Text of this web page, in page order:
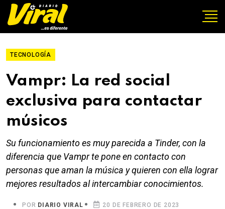
TECNOLOGÍA
Vampr: La red social
exclusiva para contactar
músicos
Su funcionamiento es muy parecida a Tinder, con la
diferencia que Vampr te pone en contacto con
personas que aman la música y quieren con ella lograr
mejores resultados al intercambiar conocimientos.
POR DIARIO VIRAL 20 DE FEBRERO DE 2023